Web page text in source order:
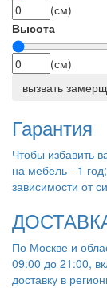
(см)
Высота
(см)
вызвать
Гарантия
Чтобы избавить
на мебель - 1
зависимости от
По Москве и
09:00 до 21:00,
доставку в